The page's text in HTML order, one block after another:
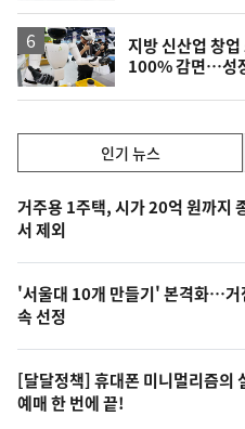
지방 신산업 창
100% 감면…성
기,
최
신,
오
늘
의
영
상
인기 뉴스
인
기
뉴
스
거주용 1주택, 시가 20억 원까지
서 제외
'서울대 10개 만들기' 본격화…거
속 선정
[달달정책] 휴대폰 미니멀리즘의
예매 한 번에 끝!